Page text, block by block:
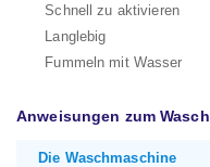
Schnell zu aktivieren
Langlebig
Fummeln mit Wasser
Anweisungen zum
Die Waschmaschine